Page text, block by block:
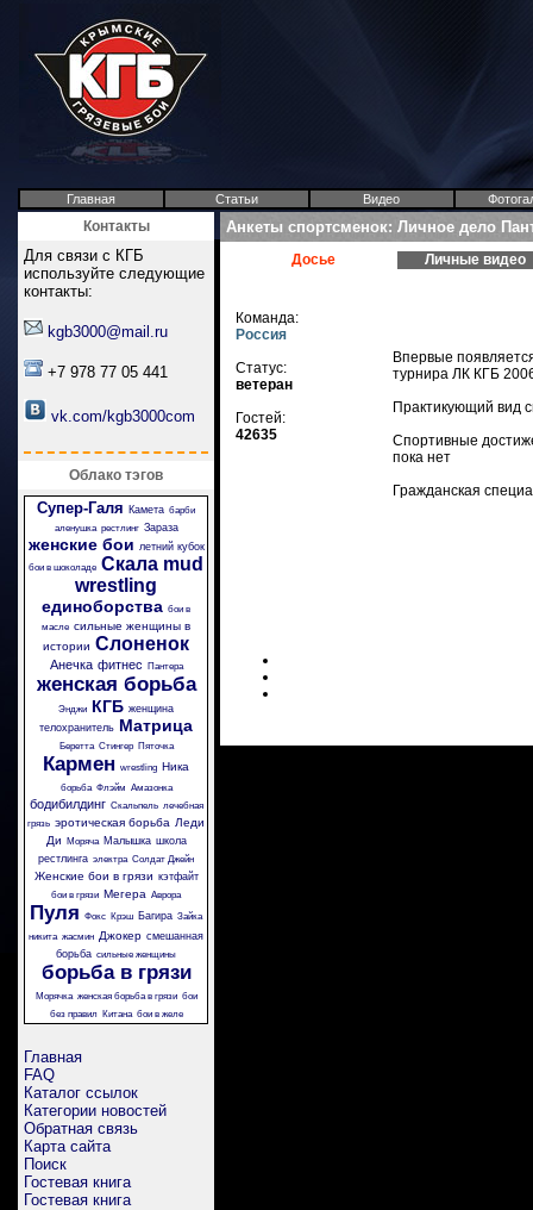
Главная Статьи Видео
Контакты
Для связи с КГБ
используйте следующие
контакты:
kgb3000@mail.ru
+7 978 77 05 441
vk.com/kgb3000com
Облако тэгов
Супер-Галя Камета барби
аленушка рестлинг Зараза
женские бои летний кубок
бои в шоколаде Скала mud
wrestling
единоборства бои в
масле сильные женщины в
истории Слоненок
Анечка фитнес Пантера
женская борьба
Энджи КГБ женщина
телохранитель Матрица
Беретта Стингер Пяточка
Кармен wrestling Ника
борьба Флэйм Амазонка
бодибилдинг Скальпель лечебная
грязь эротическая борьба Леди
Ди
Моряча Малышка школа
рестлинга электра Солдат Джейн
Женские бои в грязи кэтфайт
бои в грязи Мегера Аврора
Пуля Фокс Крэш Багира Зайка
никита жасмин Джокер смешанная
борьба сильные женщины
борьба в грязи
Морячка женская борьба в грязи бои
без правил
Китана бои в желе
Главная
FAQ
Каталог ссылок
Категории новостей
Обратная связь
Карта сайта
Поиск
Гостевая книга
Гостевая книга
Анкеты спортсменок: Личное дело
Досье Личные видео
Команда:
Россия
Статус:
ветеран
Гостей:
42635
Впервые
турнира ЛК КГБ
Практикующий вид
Спортивные
пока нет
Гражданская